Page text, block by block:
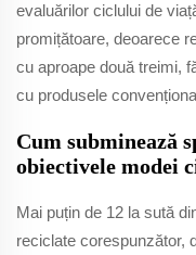
evaluărilor ciclului de
promițătoare, deoarece
cu aproape două treimi,
cu produsele
Cum subminează
obiectivele modei
Mai puțin de 12 la sută
reciclate corespunzător,